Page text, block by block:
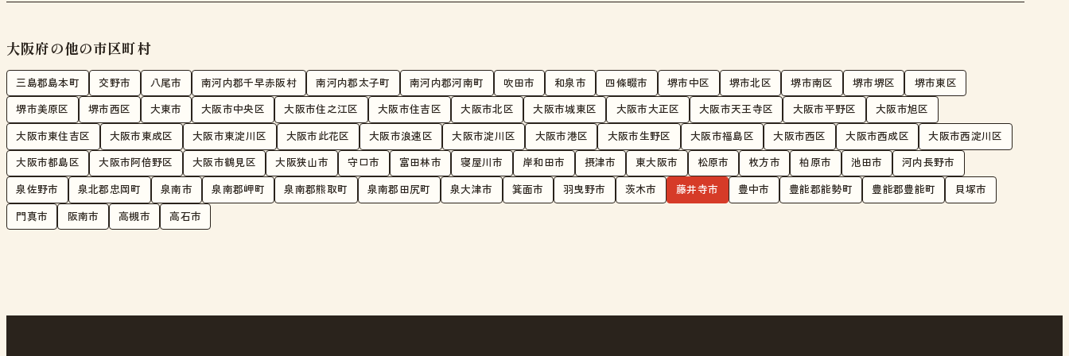
大阪府の他の市区町村
三島郡島本町 交野市 八尾市 南河内郡千早赤阪村 南河内郡太子町 南河内郡河南町 吹田市 和泉市 四條畷市 堺市中区 堺市北区 堺市南区 堺市堺区 堺市東区
堺市美原区 堺市西区 大東市 大阪市中央区 大阪市住之江区 大阪市住吉区 大阪市北区 大阪市城東区 大阪市大正区 大阪市天王寺区 大阪市平野区 大阪市旭区
大阪市東住吉区 大阪市東成区 大阪市東淀川区 大阪市此花区 大阪市浪速区 大阪市淀川区 大阪市港区 大阪市生野区 大阪市福島区 大阪市西区 大阪市西成区 大阪市西淀川区
大阪市都島区 大阪市阿倍野区 大阪市鶴見区 大阪狭山市 守口市 富田林市 寝屋川市 岸和田市 摂津市 東大阪市 松原市 枚方市 柏原市 池田市 河内長野市
泉佐野市 泉北郡忠岡町 泉南市 泉南郡岬町 泉南郡熊取町 泉南郡田尻町 泉大津市 箕面市 羽曳野市 茨木市 藤井寺市 豊中市 豊能郡能勢町 豊能郡豊能町 貝塚市
門真市 阪南市 高槻市 高石市